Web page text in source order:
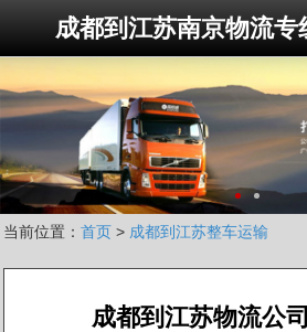
当前位置： 首页> 成都到江苏整车运输
成都到江苏物流公